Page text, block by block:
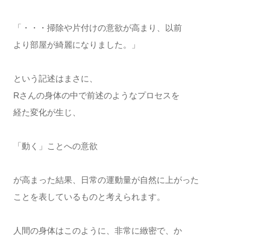
「・・・掃除や片付けの意欲が高まり、以前
より部屋が綺麗になりました。」
という記述はまさに、
Rさんの身体の中で前述のようなプロセスを
経た変化が生じ、
「動く」ことへの意欲
が高まった結果、日常の運動量が自然に上がった
ことを表しているものと考えられます。
人間の身体はこのように、非常に緻密で、か